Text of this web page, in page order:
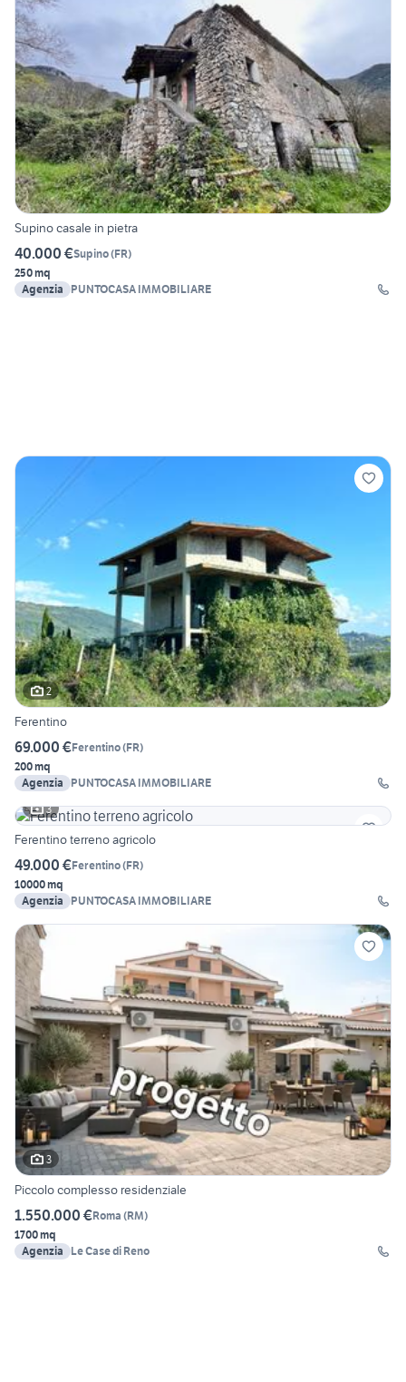
Supino casale in pietra
40.000 €Supino(FR)
250 mq
Agenzia
PUNTOCASA IMMOBILIARE
2
Ferentino
69.000 €Ferentino(FR)
200 mq
Agenzia
PUNTOCASA IMMOBILIARE
3
Ferentino terreno agricolo
49.000 €Ferentino(FR)
10000 mq
Agenzia
PUNTOCASA IMMOBILIARE
3
Piccolo complesso residenziale
1.550.000 €Roma (RM)
1700 mq
Agenzia
Le Case di Reno